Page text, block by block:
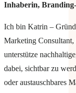
Inhaberin,
Ich bin Katrin –
Marketing
unterstütze
dabei, sichtbar zu
oder austauschbares